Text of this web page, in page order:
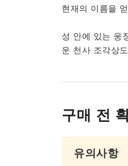
현재의 이름을
성 안에 있는 웅
운 천사 조각상
구매 전
유의사항